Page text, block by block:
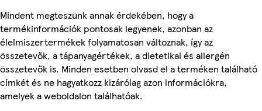
Mindent megteszünk annak érdekében, hogy a
termékinformációk pontosak legyenek, azonban az
élelmiszertermékek folyamatosan változnak, így az
összetevők, a tápanyagértékek, a dietetikai és allergén
összetevők is. Minden esetben olvasd el a terméken található
címkét és ne hagyatkozz kizárólag azon információkra,
amelyek a weboldalon találhatóak.